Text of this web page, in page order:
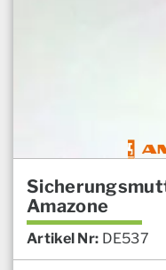
Amazone
Artikel Nr: DE537